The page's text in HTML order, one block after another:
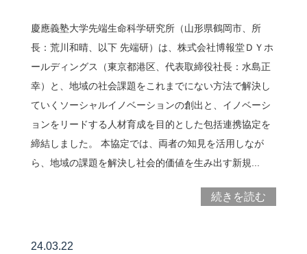
慶應義塾大学先端生命科学研究所（山形県鶴岡市、所
長：荒川和晴、以下 先端研）は、株式会社博報堂ＤＹホ
ールディングス（東京都港区、代表取締役社長：水島正
幸）と、地域の社会課題をこれまでにない方法で解決し
ていくソーシャルイノベーションの創出と、イノベーシ
ョンをリードする人材育成を目的とした包括連携協定を
締結しました。 本協定では、両者の知見を活用しなが
ら、地域の課題を解決し社会的価値を生み出す新規...
続きを読む
24.03.22